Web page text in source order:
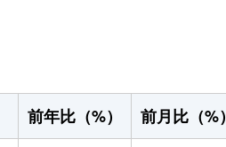
前年比（%） 前月比（%）